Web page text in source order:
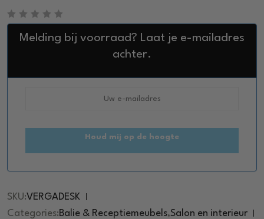
R
Melding bij voorraad? Laat je e-mailadres
achter.
Houd mij op de hoogte
SKU:VERGADESK
Categories:Balie & Receptiemeubels,Salon en interieur